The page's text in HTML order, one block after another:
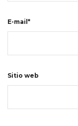
E-mail*
Sitio web